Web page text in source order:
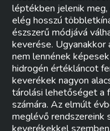
léptékben jelenik
elég hosszú
észszerű módjává
keverése.
nem lennének
hidrogén értékláncot
keverékek nagyon
tárolási lehetőséget a
számára. Az elmúlt
meglévő rendszereink